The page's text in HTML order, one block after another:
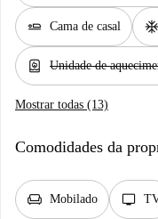
airline_seat_flat Cama de casal ac_unit
water_heater Unidade de
Mostrar todas (13)
Comodidades da
chair Mobilado tv